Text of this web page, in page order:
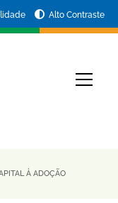
Alto Contraste
À ADOÇÃO